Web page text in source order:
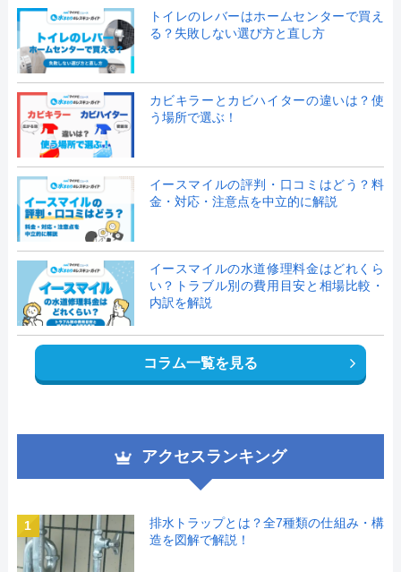
トイレのレバーはホームセンターで買え
る？失敗しない選び方と直し方
カビキラーとカビハイターの違いは？使
う場所で選ぶ！
イースマイルの評判・口コミはどう？料
金・対応・注意点を中立的に解説
イースマイルの水道修理料金はどれくら
い？トラブル別の費用目安と相場比較・
内訳を解説
コラム一覧を見る
アクセスランキング
1
排水トラップとは？全7種類の仕組み・構
造を図解で解説！